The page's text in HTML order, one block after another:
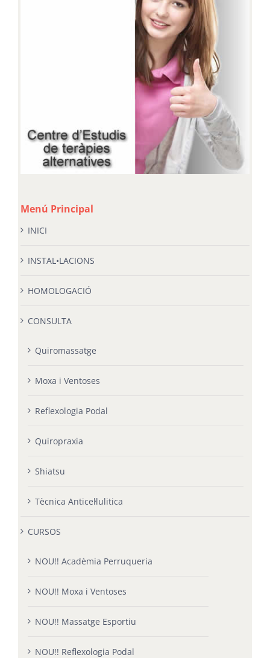
Menú Principal
INICI
INSTAL•LACIONS
HOMOLOGACIÓ
CONSULTA
Quiromassatge
Moxa i Ventoses
Reflexologia Podal
Quiropraxia
Shiatsu
Tècnica Anticel·lulitica
CURSOS
NOU!! Acadèmia Perruqueria
NOU!! Moxa i Ventoses
NOU!! Massatge Esportiu
NOU!! Reflexologia Podal